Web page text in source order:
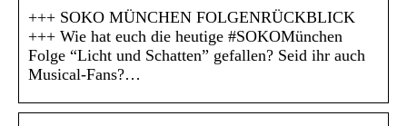
+++ SOKO MÜNCHEN FOLGENRÜCKBLICK
+++ Wie hat euch die heutige #SOKOMünchen
Folge “Licht und Schatten” gefallen? Seid ihr auch
Musical-Fans?…